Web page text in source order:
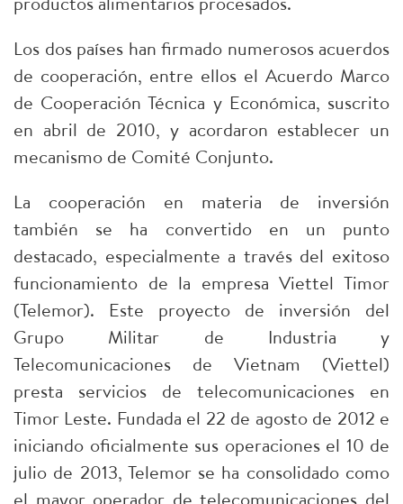
Los dos países han firmado numerosos acuerdos
de cooperación, entre ellos el Acuerdo Marco
de Cooperación Técnica y Económica, suscrito
en abril de 2010, y acordaron establecer un
mecanismo de Comité Conjunto.
La cooperación en materia de inversión
también se ha convertido en un punto
destacado, especialmente a través del exitoso
funcionamiento de la empresa Viettel Timor
(Telemor). Este proyecto de inversión del
Grupo Militar de Industria y
Telecomunicaciones de Vietnam (Viettel)
presta servicios de telecomunicaciones en
Timor Leste. Fundada el 22 de agosto de 2012 e
iniciando oficialmente sus operaciones el 10 de
julio de 2013, Telemor se ha consolidado como
el mayor operador de telecomunicaciones del